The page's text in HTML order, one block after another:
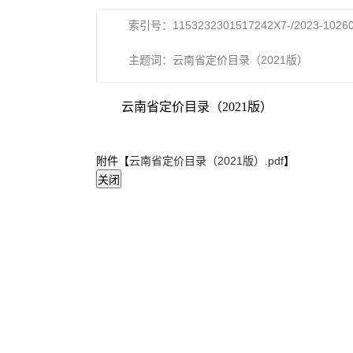
索引号：1153232301517242X7-/2023-
主题词：云南省定价目录（2021版）
云南省定价目录（2021版）
附件【云南省定价目录（2021版）.pdf】